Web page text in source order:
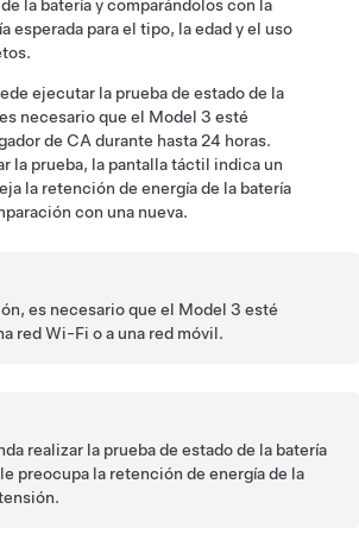
la batería y comparándolos con la
esperada para el tipo, la edad y el uso
ejecutar la prueba de estado de la
necesario que el Model 3 esté
de CA durante hasta 24 horas.
la prueba, la pantalla táctil indica un
la retención de energía de la batería
con una nueva.
es necesario que el Model 3 esté
red Wi-Fi o a una red móvil.
realizar la prueba de estado de la batería
preocupa la retención de energía de la